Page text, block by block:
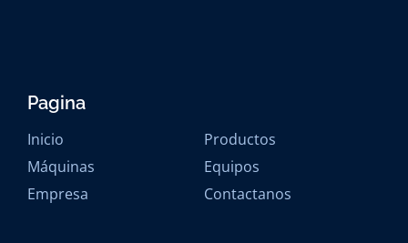
Pagina
Inicio
Productos
Máquinas
Equipos
Empresa
Contactanos